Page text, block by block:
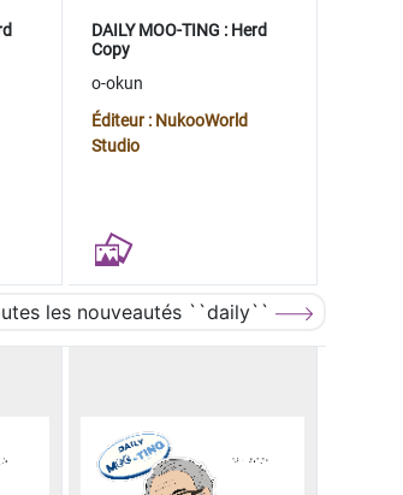
DAILY MOO-TING : Herd
Copy
o-okun
Éditeur : NukooWorld
Studio
les nouveautés ``daily``